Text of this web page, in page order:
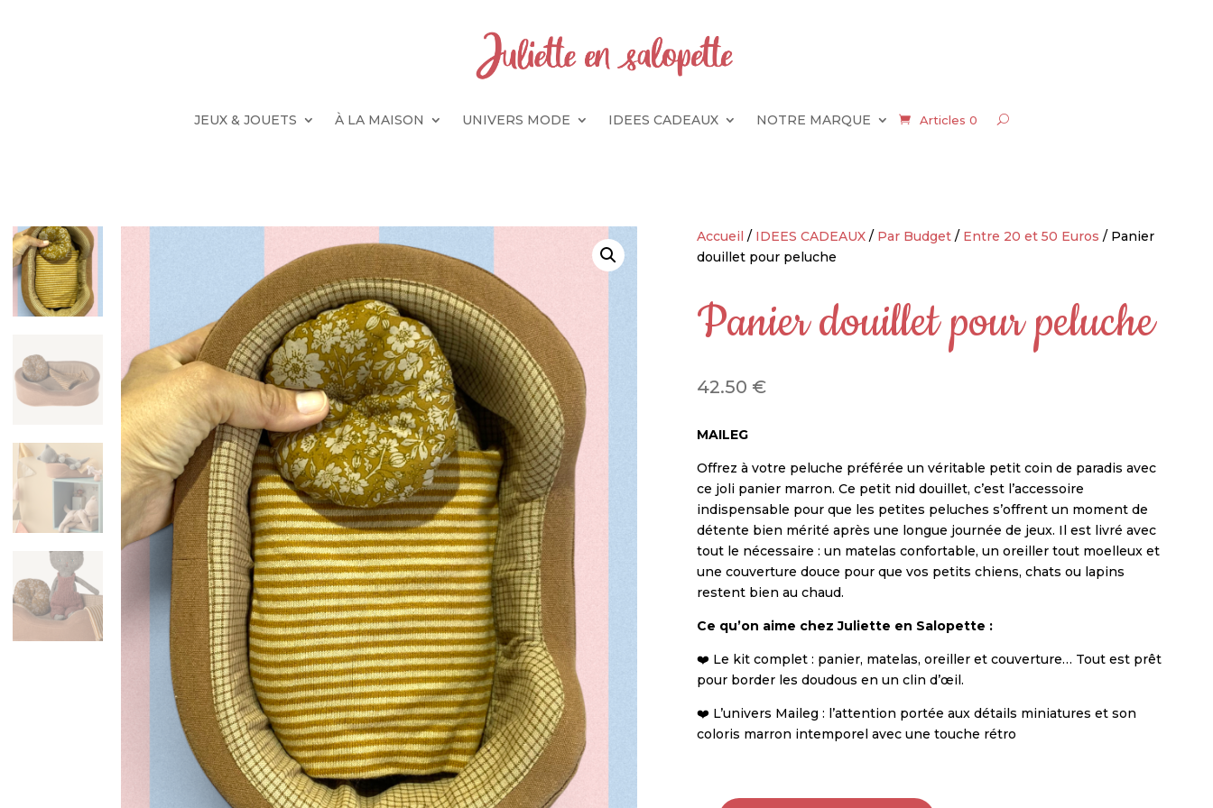
JEUX & JOUETS À LA MAISON UNIVERS MODE IDEES CADEAUX NOTRE MARQUE Articles 0
Accueil / IDEES CADEAUX / Par Budget / Entre 20 et 50 Euros / Panier
douillet pour peluche
Panier douillet pour peluche
42.50 €
MAILEG
Offrez à votre peluche préférée un véritable petit coin de paradis avec
ce joli panier marron. Ce petit nid douillet, c’est l’accessoire
indispensable pour que les petites peluches s’offrent un moment de
détente bien mérité après une longue journée de jeux. Il est livré avec
tout le nécessaire : un matelas confortable, un oreiller tout moelleux et
une couverture douce pour que vos petits chiens, chats ou lapins
restent bien au chaud.
Ce qu’on aime chez Juliette en Salopette :
❤️ Le kit complet : panier, matelas, oreiller et couverture… Tout est prêt
pour border les doudous en un clin d’œil.
❤️ L’univers Maileg : l’attention portée aux détails miniatures et son
coloris marron intemporel avec une touche rétro